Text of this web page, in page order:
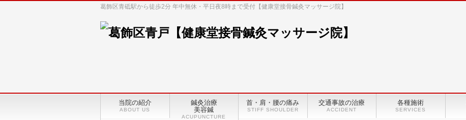
葛飾区青砥駅から徒歩2分 年中無休・平日夜8時まで受付【健康堂接骨鍼灸マッサージ院】
当院の紹介
ABOUT US
鍼灸治療
美容鍼
ACUPUNCTURE
首・肩・腰の痛み
STIFF SHOULDER
交通事故の治療
ACCIDENT
各種施術
SERVICES